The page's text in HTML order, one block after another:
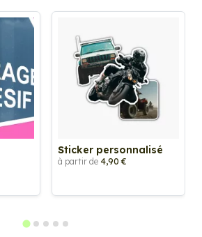
Sticker personnalisé
à partir de 4,90 €